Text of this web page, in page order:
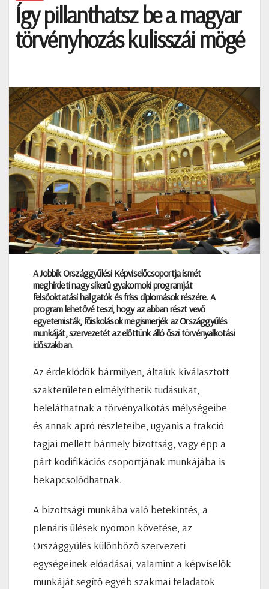
Így pillanthatsz be a magyar
törvényhozás kulisszái mögé
A Jobbik Országgyűlési Képviselőcsoportja ismét
meghirdeti nagy sikerű gyakornoki programját
felsőoktatási hallgatók és friss diplomások részére. A
program lehetővé teszi, hogy az abban részt vevő
egyetemisták, főiskolások megismerjék az Országgyűlés
munkáját, szervezetét az előttünk álló őszi törvényalkotási
időszakban.
Az érdeklődök bármilyen, általuk kiválasztott
szakterületen elmélyíthetik tudásukat,
beleláthatnak a törvényalkotás mélységeibe
és annak apró részleteibe, ugyanis a frakció
tagjai mellett bármely bizottság, vagy épp a
párt kodifikációs csoportjának munkájába is
bekapcsolódhatnak.
A bizottsági munkába való betekintés, a
plenáris ülések nyomon követése, az
Országgyűlés különböző szervezeti
egységeinek előadásai, valamint a képviselők
munkáját segítő egyéb szakmai feladatok